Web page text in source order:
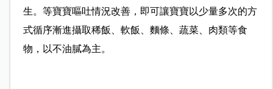
生。等寶寶嘔吐情況改善，即可讓寶寶以少量多次的方
式循序漸進攝取稀飯、軟飯、麵條、蔬菜、肉類等食
物，以不油膩為主。